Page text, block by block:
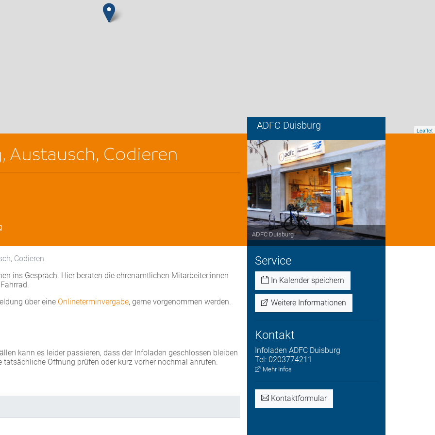
Leaflet
ADFC Duisburg
Codieren
ADFC Duisburg
Service
In Kalender speichern
Weitere Informationen
Kontakt
Infoladen ADFC Duisburg
Tel: 0203774211
Mehr Infos
Kontaktformular
Codieren
ins Gespräch. Hier beraten die ehrenamtlichen Mitarbeiter:innen
über eine Onlineterminvergabe, gerne vorgenommen werden.
kann es leider passieren, dass der Infoladen geschlossen bleiben
tatsächliche Öffnung prüfen oder kurz vorher nochmal anrufen.